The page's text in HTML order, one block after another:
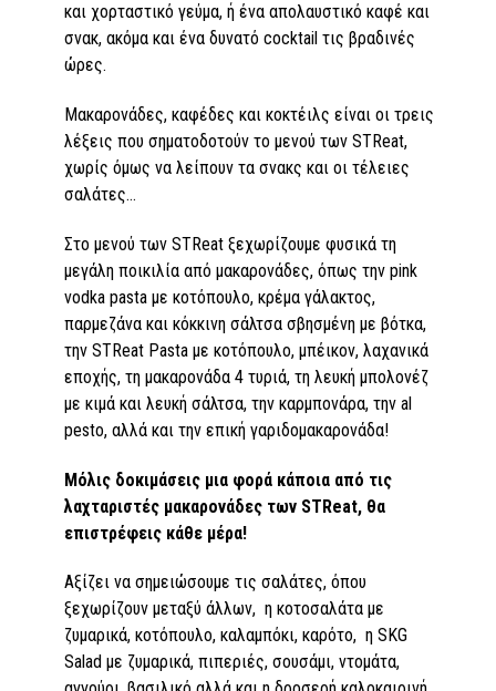
και χορταστικό γεύμα, ή ένα απολαυστικό καφέ και
σνακ, ακόμα και ένα δυνατό cocktail τις βραδινές
ώρες.
Μακαρονάδες, καφέδες και κοκτέιλς είναι οι τρεις
λέξεις που σηματοδοτούν το μενού των STReat,
χωρίς όμως να λείπουν τα σνακς και οι τέλειες
σαλάτες...
Στο μενού των STReat ξεχωρίζουμε φυσικά τη
μεγάλη ποικιλία από μακαρονάδες, όπως την pink
vodka pasta με κοτόπουλο, κρέμα γάλακτος,
παρμεζάνα και κόκκινη σάλτσα σβησμένη με βότκα,
την STReat Pasta με κοτόπουλο, μπέικον, λαχανικά
εποχής, τη μακαρονάδα 4 τυριά, τη λευκή μπολονέζ
με κιμά και λευκή σάλτσα, την καρμπονάρα, την al
pesto, αλλά και την επική γαριδομακαρονάδα!
Μόλις δοκιμάσεις μια φορά κάποια από τις
λαχταριστές μακαρονάδες των STReat, θα
επιστρέφεις κάθε μέρα!
Αξίζει να σημειώσουμε τις σαλάτες, όπου
ξεχωρίζουν μεταξύ άλλων, η κοτοσαλάτα με
ζυμαρικά, κοτόπουλο, καλαμπόκι, καρότο, η SKG
Salad με ζυμαρικά, πιπεριές, σουσάμι, ντομάτα,